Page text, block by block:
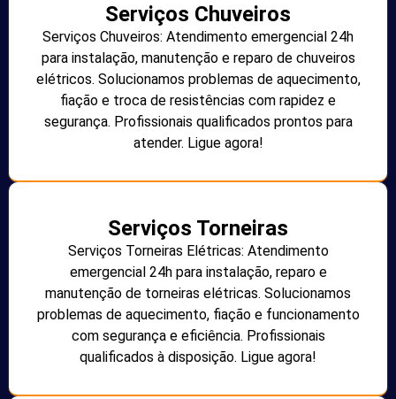
Serviços Chuveiros
Serviços Chuveiros: Atendimento emergencial 24h
para instalação, manutenção e reparo de chuveiros
elétricos. Solucionamos problemas de aquecimento,
fiação e troca de resistências com rapidez e
segurança. Profissionais qualificados prontos para
atender. Ligue agora!
Serviços Torneiras
Serviços Torneiras Elétricas: Atendimento
emergencial 24h para instalação, reparo e
manutenção de torneiras elétricas. Solucionamos
problemas de aquecimento, fiação e funcionamento
com segurança e eficiência. Profissionais
qualificados à disposição. Ligue agora!